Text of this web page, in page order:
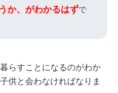
か、がわかるはずで
らすことになるのがわか
供と会わなければなりま